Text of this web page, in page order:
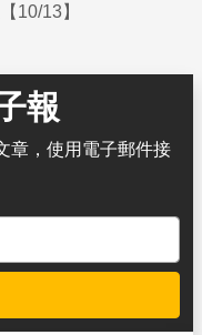
10/13】
報
章，使用電子郵件接